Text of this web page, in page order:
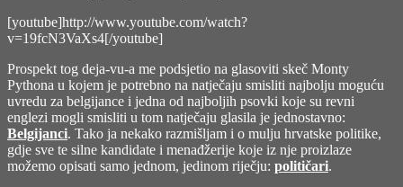
[youtube]http://www.youtube.com/watch?
v=19fcN3VaXs4[/youtube]
Prospekt tog deja-vu-a me podsjetio na glasoviti skeč Monty
Pythona u kojem je potrebno na natječaju smisliti najbolju moguću
uvredu za belgijance i jedna od najboljih psovki koje su revni
englezi mogli smisliti u tom natječaju glasila je jednostavno:
Belgijanci. Tako ja nekako razmišljam i o mulju hrvatske politike,
gdje sve te silne kandidate i menađžerije koje iz nje proizlaze
možemo opisati samo jednom, jedinom riječju: političari.